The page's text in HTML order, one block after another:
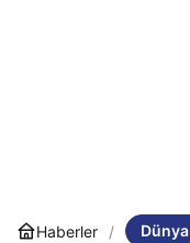
Haberler Dünya